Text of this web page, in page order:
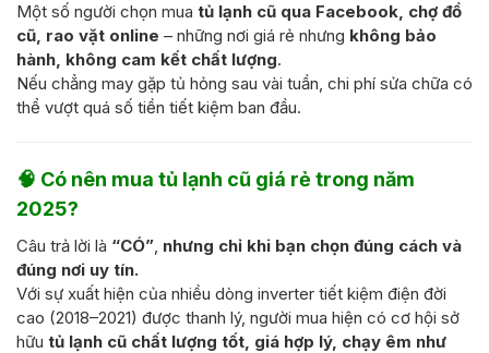
Một số người chọn mua tủ lạnh cũ qua Facebook, chợ đồ
cũ, rao vặt online – những nơi giá rẻ nhưng không bảo
hành, không cam kết chất lượng.
Nếu chẳng may gặp tủ hỏng sau vài tuần, chi phí sửa chữa có
thể vượt quá số tiền tiết kiệm ban đầu.
🧠 Có nên mua tủ lạnh cũ giá rẻ trong năm
2025?
Câu trả lời là “CÓ”, nhưng chỉ khi bạn chọn đúng cách và
đúng nơi uy tín.
Với sự xuất hiện của nhiều dòng inverter tiết kiệm điện đời
cao (2018–2021) được thanh lý, người mua hiện có cơ hội sở
hữu tủ lạnh cũ chất lượng tốt, giá hợp lý, chạy êm như